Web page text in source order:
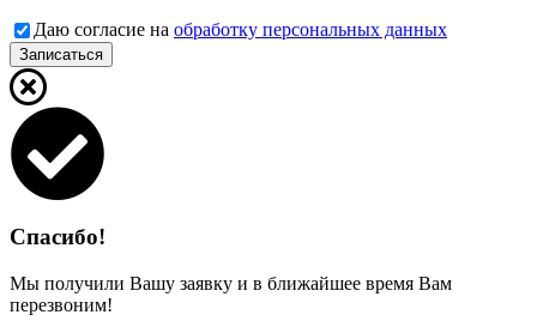
Даю согласие на обработку персональных данных
Записаться
Спасибо!
Мы получили Вашу заявку и в ближайшее время Вам
перезвоним!